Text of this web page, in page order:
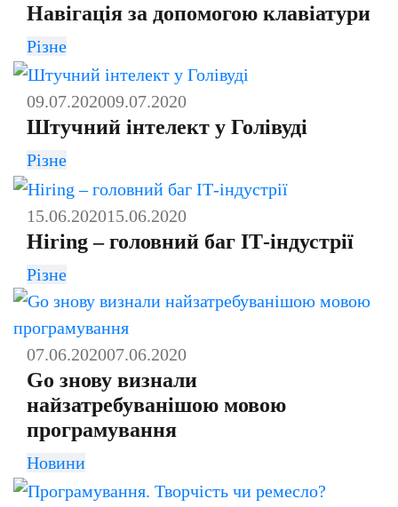
Навігація за допомогою клавіатури
Різне
09.07.202009.07.2020
Штучний інтелект у Голівуді
Різне
15.06.202015.06.2020
Hiring – головний баг ІТ-індустрії
Різне
07.06.202007.06.2020
Go знову визнали
найзатребуванішою мовою
програмування
Новини